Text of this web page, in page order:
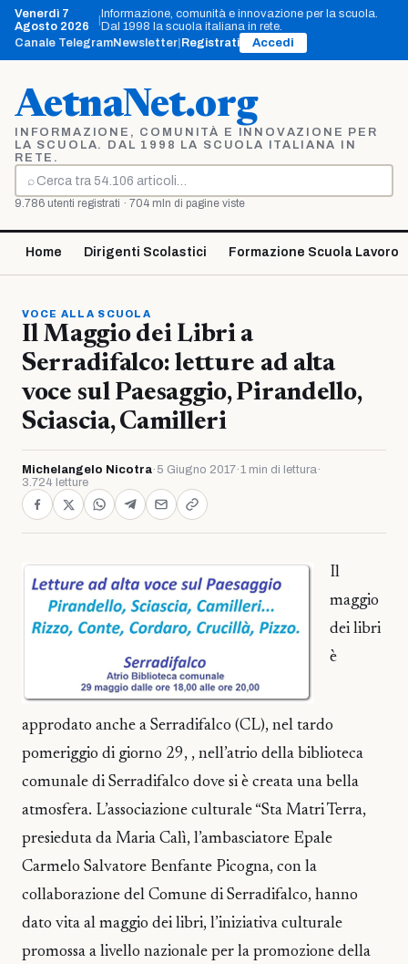
Vai
contenuto
Venerdì 7
Agosto 2026
Informazione, comunità e innovazione per la scuola.
Dal 1998 la scuola italiana in rete.
Canale TelegramNewsletter Registrati Accedi
AetnaNet.org
INFORMAZIONE, COMUNITÀ E INNOVAZIONE PER
LA SCUOLA. DAL 1998 LA SCUOLA ITALIANA IN
RETE.
⌕
Cerca
9.786 utenti registrati · 704 mln di pagine viste
Home Dirigenti Scolastici Formazione Scuola Lavoro
VOCE ALLA SCUOLA
Il Maggio dei Libri a
Serradifalco: letture ad alta
voce sul Paesaggio, Pirandello,
Sciascia, Camilleri
Michelangelo Nicotra· 5 Giugno 2017·1 min di lettura·
3.724 letture
Il
maggio
dei libri
è
approdato anche a Serradifalco (CL), nel tardo
pomeriggio di giorno 29, , nell’atrio della biblioteca
comunale di Serradifalco dove si è creata una bella
atmosfera. L’associazione culturale “Sta Matri Terra,
presieduta da Maria Calì, l’ambasciatore Epale
Carmelo Salvatore Benfante Picogna, con la
collaborazione del Comune di Serradifalco, hanno
dato vita al maggio dei libri, l’iniziativa culturale
promossa a livello nazionale per la promozione della